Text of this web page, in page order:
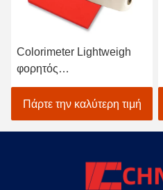
Colorimeter Lightweigh
φορητός
Spectrophotometer
ατομικός ανιχνευτής
χρωμάτων αυτοκινήτων
Πάρτε την καλύτερη τιμή